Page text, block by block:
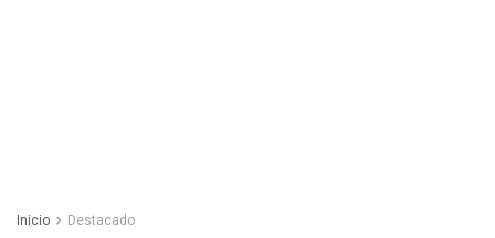
Inicio Destacado